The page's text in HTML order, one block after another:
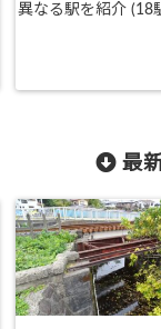
異なる駅を紹介 (18
最